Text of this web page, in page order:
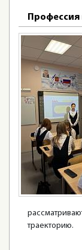
Профессия
траекторию.